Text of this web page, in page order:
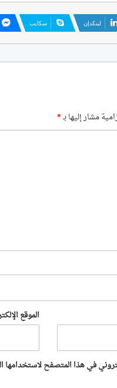
لينكدإن سكايب
مشار إليها بـ*
الموقع
في هذا المتصفح لاستخدامها